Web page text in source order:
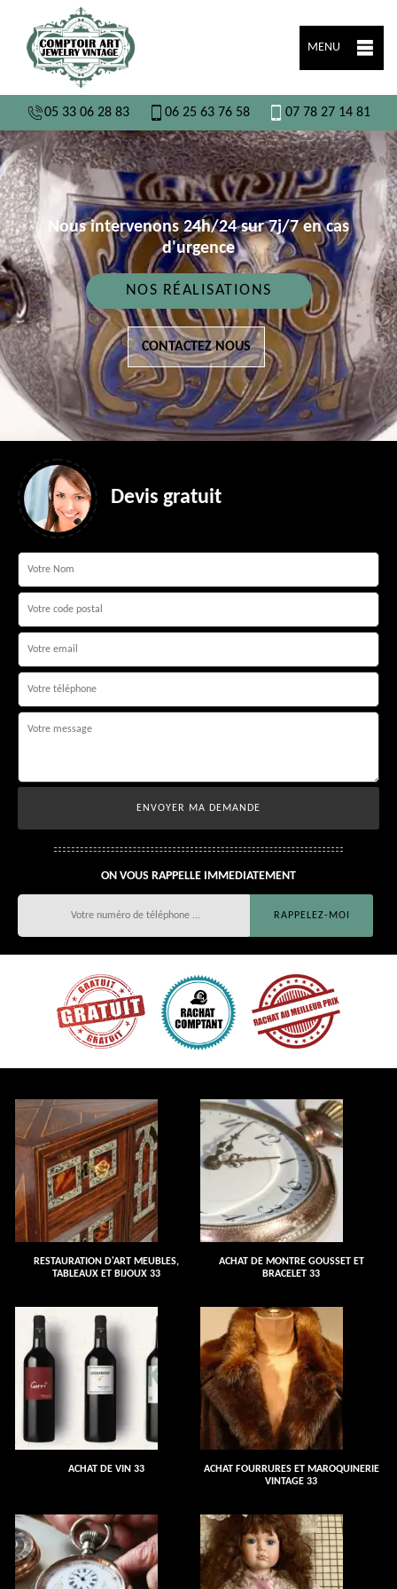
MENU
05 33 06 28 83 06 25 63 76 58 07 78 27 14 81
Nous intervenons 24h/24 sur 7j/7 en cas
d'urgence
NOS RÉALISATIONS
CONTACTEZ NOUS
Devis gratuit
ON VOUS RAPPELLE IMMEDIATEMENT
RESTAURATION D'ART MEUBLES,
TABLEAUX ET BIJOUX 33
ACHAT DE MONTRE GOUSSET ET
BRACELET 33
ACHAT DE VIN 33
ACHAT FOURRURES ET MAROQUINERIE
VINTAGE 33